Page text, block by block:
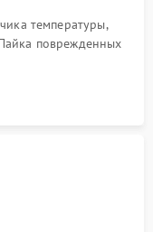
температуры,
поврежденных
и контактов.